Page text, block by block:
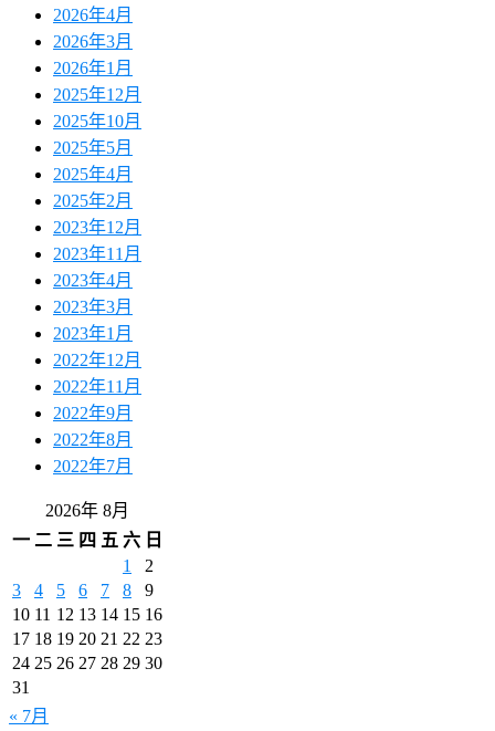
2026年4月
2026年3月
2026年1月
2025年12月
2025年10月
2025年5月
2025年4月
2025年2月
2023年12月
2023年11月
2023年4月
2023年3月
2023年1月
2022年12月
2022年11月
2022年9月
2022年8月
2022年7月
2026年 8月
一 二 三 四 五 六 日
1
2
3
4 5 6 7 8
9
10 11 12 13 14 15 16
17 18 19 20 21 22 23
24 25 26 27 28 29 30
31
« 7月